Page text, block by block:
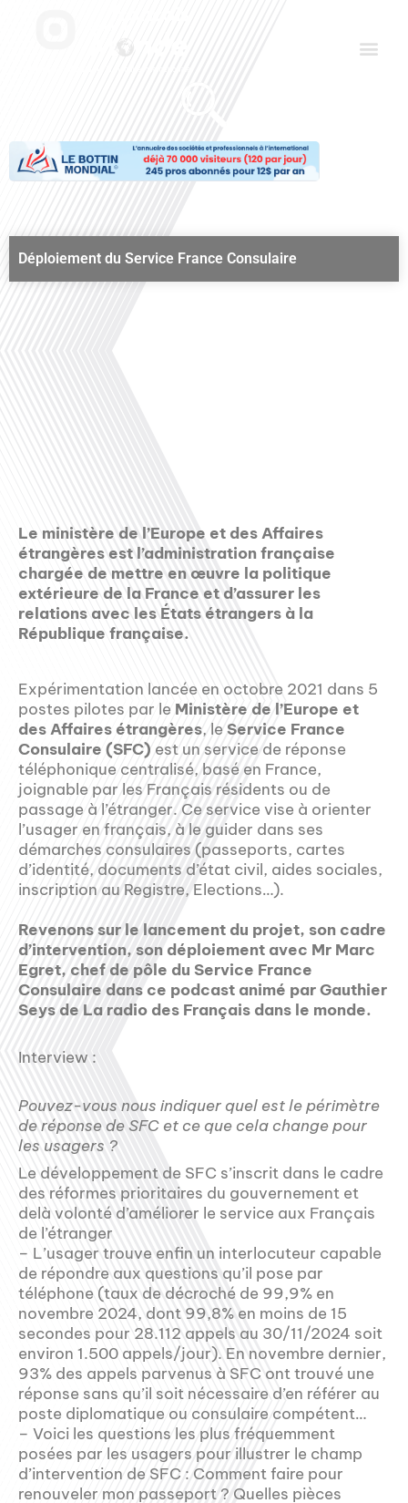
Déploiement du Service France Consulaire
Le ministère de l’Europe et des Affaires
étrangères est l’administration française
chargée de mettre en œuvre la politique
extérieure de la France et d’assurer les
relations avec les États étrangers à la
République française.
Expérimentation lancée en octobre 2021 dans 5
postes pilotes par le Ministère de l’Europe et
des Affaires étrangères, leService France
Consulaire (SFC) est un service de réponse
téléphonique centralisé, basé en France,
joignable par les Français résidents ou de
passage à l’étranger. Ce service vise à orienter
l’usager en français, à le guider dans ses
démarches consulaires (passeports, cartes
d’identité, documents d’état civil, aides sociales,
inscription au Registre, Elections…).
Revenons sur le lancement du projet, son cadre
d’intervention, son déploiement avec Mr Marc
Egret, chef de pôle du Service France
Consulaire dans ce podcast animé par Gauthier
Seys de La radio des Français dans le monde.
Interview :
Pouvez-vous nous indiquer quel est le périmètre
de réponse de SFC et ce que cela change pour
les usagers ?
Le développement de SFC s’inscrit dans le cadre
des réformes prioritaires du gouvernement et
delà volonté d’améliorer le service aux Français
de l’étranger
– L’usager trouve enfin un interlocuteur capable
de répondre aux questions qu’il pose par
téléphone (taux de décroché de 99,9% en
novembre 2024, dont 99,8% en moins de 15
secondes pour 28.112 appels au 30/11/2024 soit
environ 1.500 appels/jour). En novembre dernier,
93% des appels parvenus à SFC ont trouvé une
réponse sans qu’il soit nécessaire d’en référer au
poste diplomatique ou consulaire compétent…
– Voici les questions les plus fréquemment
posées par les usagers pour illustrer le champ
d’intervention de SFC : Comment faire pour
renouveler mon passeport ? Quelles pièces